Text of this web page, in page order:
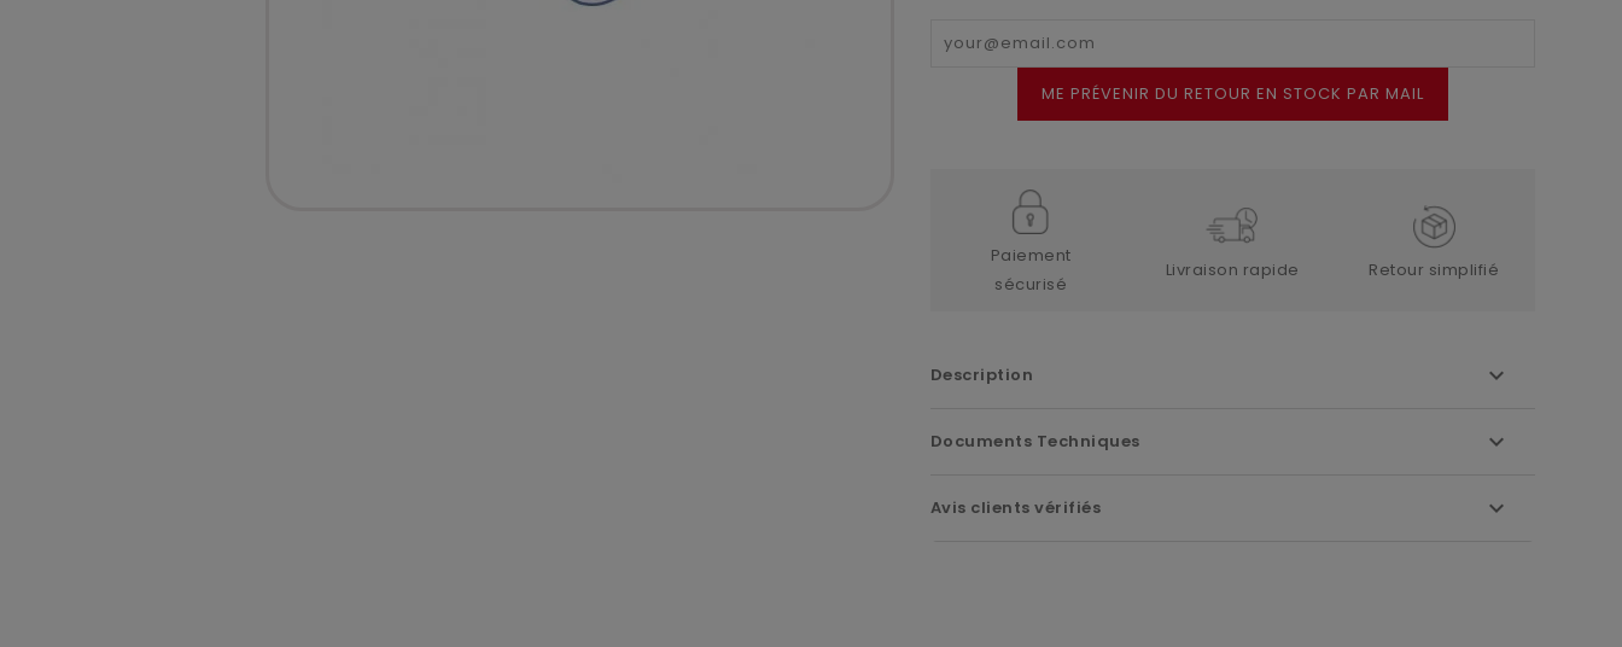
ME PRÉVENIR DU RETOUR EN STOCK PAR MAIL
Paiement
sécurisé
Livraison rapide Retour simplifié
Description
Documents Techniques
Avis clients vérifiés